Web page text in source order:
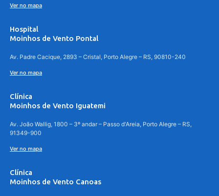
Ver no mapa
Hospital
Moinhos de Vento Pontal
Av. Padre Cacique, 2893 – Cristal, Porto Alegre – RS, 90810-240
Ver no mapa
Clínica
Moinhos de Vento Iguatemi
Av. João Wallig, 1800 – 3º andar – Passo d'Areia, Porto Alegre – RS,
91349-900
Ver no mapa
Clínica
Moinhos de Vento Canoas